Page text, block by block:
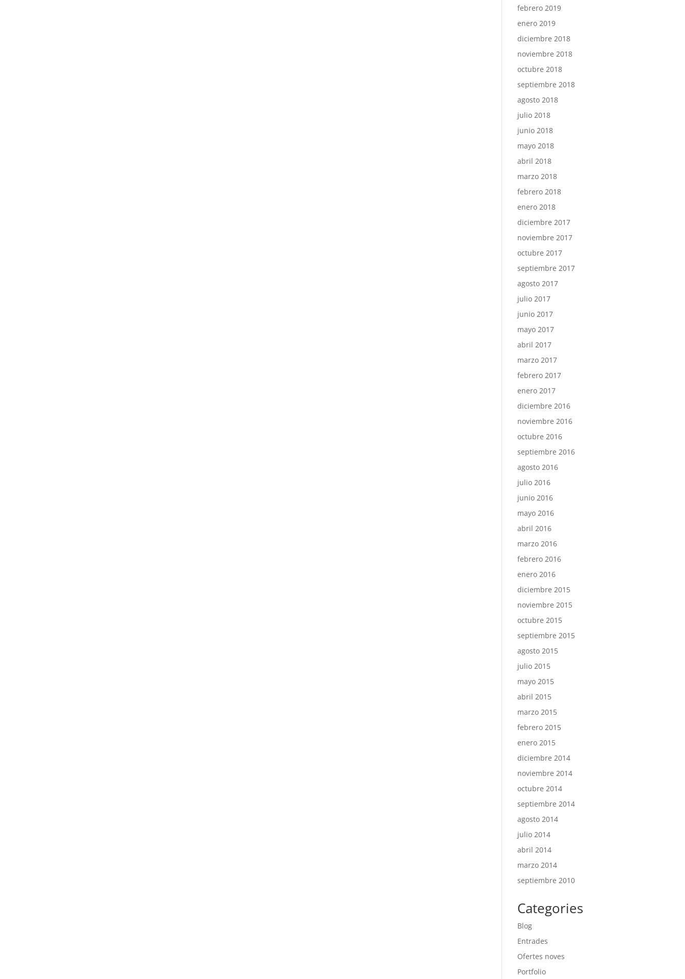
febrero 2019
enero 2019
diciembre 2018
noviembre 2018
octubre 2018
septiembre 2018
agosto 2018
julio 2018
junio 2018
mayo 2018
abril 2018
marzo 2018
febrero 2018
enero 2018
diciembre 2017
noviembre 2017
octubre 2017
septiembre 2017
agosto 2017
julio 2017
junio 2017
mayo 2017
abril 2017
marzo 2017
febrero 2017
enero 2017
diciembre 2016
noviembre 2016
octubre 2016
septiembre 2016
agosto 2016
julio 2016
junio 2016
mayo 2016
abril 2016
marzo 2016
febrero 2016
enero 2016
diciembre 2015
noviembre 2015
octubre 2015
septiembre 2015
agosto 2015
julio 2015
mayo 2015
abril 2015
marzo 2015
febrero 2015
enero 2015
diciembre 2014
noviembre 2014
octubre 2014
septiembre 2014
agosto 2014
julio 2014
abril 2014
marzo 2014
septiembre 2010
Categories
Blog
Entrades
Ofertes noves
Portfolio